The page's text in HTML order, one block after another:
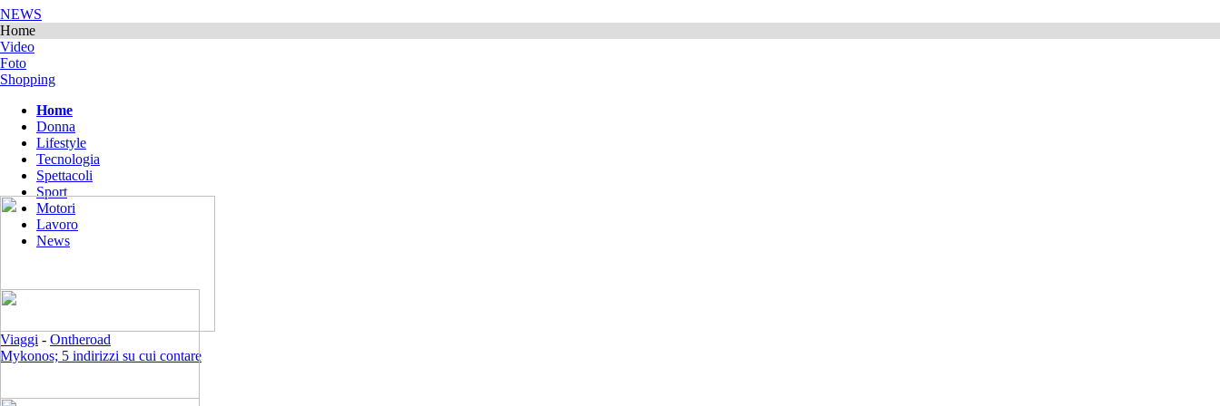
NEWS
Home
Video
Foto
Shopping
Home
Donna
Lifestyle
Tecnologia
Spettacoli
Sport
Motori
Lavoro
News
Viaggi - Ontheroad
Mykonos; 5 indirizzi su cui contare